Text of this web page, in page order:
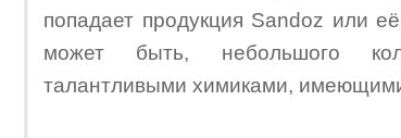
попадает продукция Sandoz или
может быть, небольшого
талантливыми химиками,